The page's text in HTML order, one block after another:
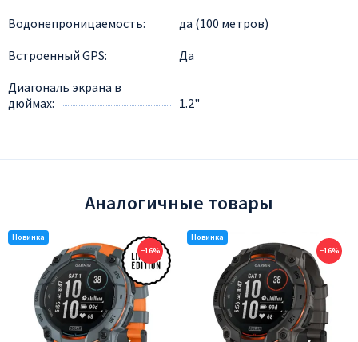
Водонепроницаемость
да (100 метров)
Встроенный GPS
Да
Диагональ экрана в
дюймах
1.2"
Аналогичные товары
−16% −16%